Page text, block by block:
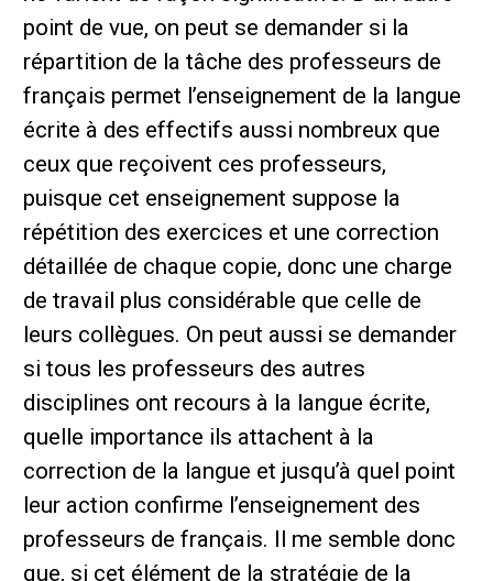
point de vue, on peut se demander si la
répartition de la tâche des professeurs de
français permet l’enseignement de la langue
écrite à des effectifs aussi nombreux que
ceux que reçoivent ces professeurs,
puisque cet enseignement suppose la
répétition des exercices et une correction
détaillée de chaque copie, donc une charge
de travail plus considérable que celle de
leurs collègues. On peut aussi se demander
si tous les professeurs des autres
disciplines ont recours à la langue écrite,
quelle importance ils attachent à la
correction de la langue et jusqu’à quel point
leur action confirme l’enseignement des
professeurs de français. Il me semble donc
que, si cet élément de la stratégie de la